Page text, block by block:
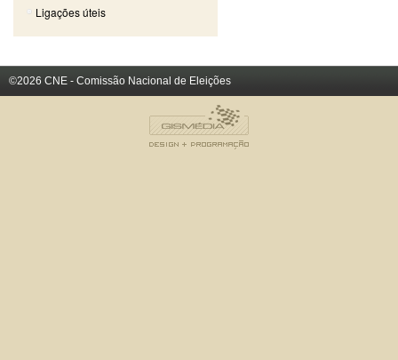
Ligações úteis
©2026 CNE - Comissão Nacional de Eleições